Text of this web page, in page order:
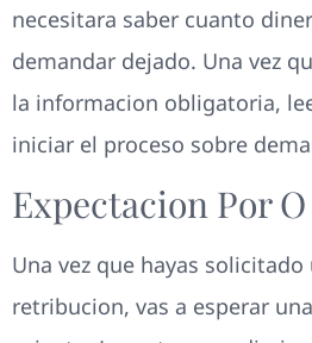
necesitara saber cuanto
demandar dejado. Una vez
la informacion obligatoria,
iniciar el proceso sobre
Expectacion Por
Una vez que hayas
retribucion, vas a esperar